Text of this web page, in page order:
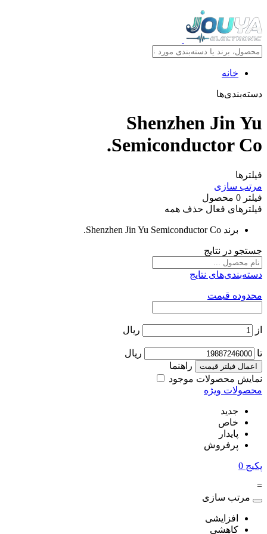
خانه
دسته‌بندی‌ها
Shenzhen Jin Yu
Semiconductor Co.
فیلترها
مرتب سازی
فیلتر 0 محصول
فیلترهای فعال حذف همه
برند Shenzhen Jin Yu Semiconductor Co.
جستجو در نتایج
دسته‌بندی‌های نتایج
محدوده قیمت
از ریال
تا ریال
اعمال فیلتر قیمت
راهنما
نمایش محصولات موجود
محصولات ویژه
جدید
خاص
پایدار
پرفروش
پکیج 0
=
مرتب سازی
افزایشی
کاهشی